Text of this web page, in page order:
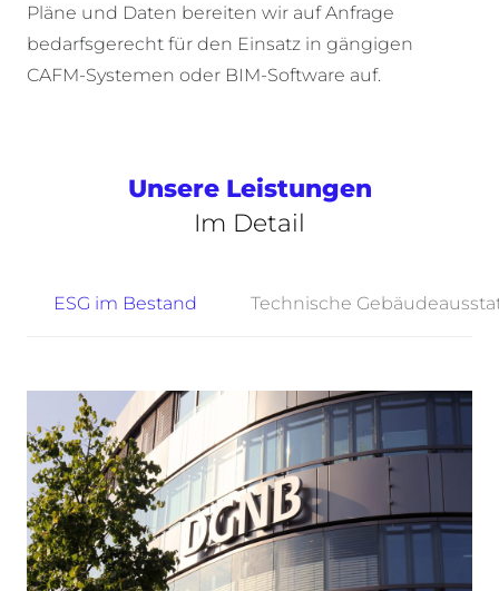
Pläne und Daten bereiten wir auf Anfrage
bedarfsgerecht für den Einsatz in gängigen
CAFM-Systemen oder BIM-Software auf.
Unsere Leistungen
Im Detail
ESG im Bestand Technische